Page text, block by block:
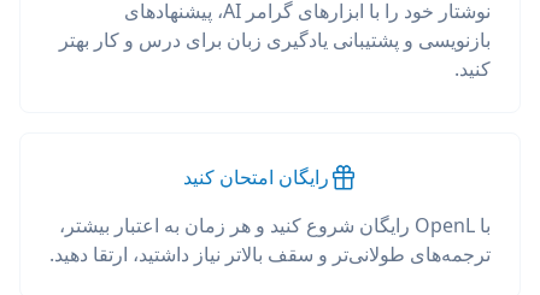
نوشتار خود را با ابزارهای گرامر AI، پیشنهادهای
بازنویسی و پشتیبانی یادگیری زبان برای درس و کار بهتر
کنید.
رایگان امتحان کنید
با OpenL رایگان شروع کنید و هر زمان به اعتبار بیشتر،
ترجمه‌های طولانی‌تر و سقف بالاتر نیاز داشتید، ارتقا دهید.